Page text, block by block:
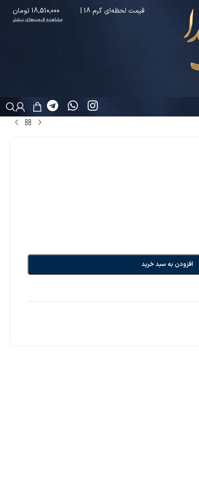
قیمت لحظه‌ای گرم 18 | 18,510,000 تومان
مشاهده قیمت‌های بیشتر
افزودن به سبد خرید